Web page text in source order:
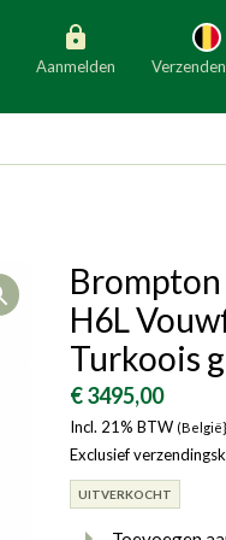
Aanmelden
Slovenië
Denemarken
Bulgarije
Open
H6L
Turkoois
€ 3495,00
Incl. 21% BTW (België}
Exclusief
UITVERKOCHT